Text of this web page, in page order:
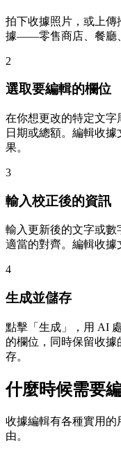
拍下收據照片，或上
據——零售商店、餐廳
2
選取要編輯的欄位
在你想更改的特定文
日期或總額。編輯收
果。
3
輸入校正後的資訊
輸入更新後的文字或
適當的對齊。編輯收據
4
生成並儲存
點擊「生成」，用 AI
的欄位，同時保留收
存。
什麼時候需要
收據編輯有各種實用
由。